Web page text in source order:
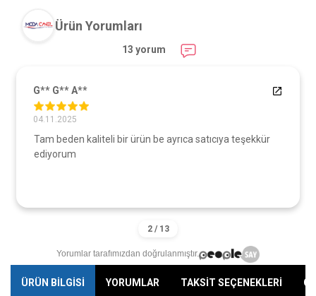
Ürün Yorumları
13 yorum
G** G** A**
04.11.2025
Tam beden kaliteli bir ürün be ayrıca satıcıya teşekkür
ediyorum
Yorumlar tarafımızdan doğrulanmıştır.
ÜRÜN BİLGİSİ YORUMLAR TAKSİT SEÇENEKLERİ